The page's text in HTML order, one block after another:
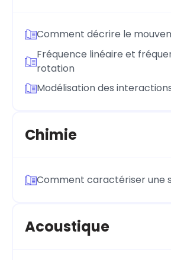
Comment décrire le
Fréquence linéaire et
rotation
Modélisation des
Chimie
Comment caractériser une
Acoustique